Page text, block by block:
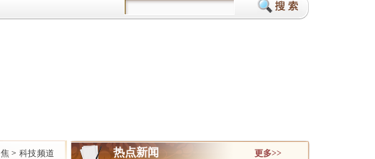
经济增长贡献率达28.9% 科技成果“落地生金” 贵州健儿在全国射击总决赛 “射落”2金1银2铜
> 科技频道 热点新闻 更多>>